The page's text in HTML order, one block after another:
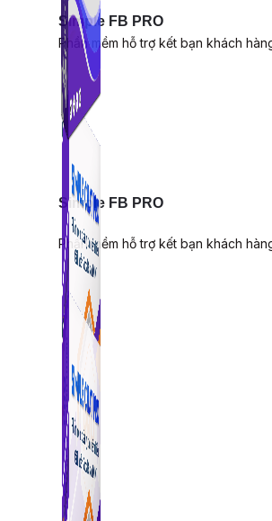
Simple FB PRO
Phần mềm hỗ trợ kết bạn khách
Simple FB PRO
Phần mềm hỗ trợ kết bạn khách